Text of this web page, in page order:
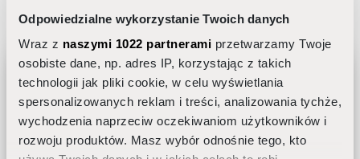
Odpowiedzialne wykorzystanie Twoich danych
Wraz z naszymi 1022 partnerami przetwarzamy Twoje
osobiste dane, np. adres IP, korzystając z takich
technologii jak pliki cookie, w celu wyświetlania
spersonalizowanych reklam i treści, analizowania tychże,
wychodzenia naprzeciw oczekiwaniom użytkowników i
rozwoju produktów. Masz wybór odnośnie tego, kto
Właściwościodmładzającewykazane w
badaniach:
Jak dobrać pielęgnację do rytmu
dobowego skóry?